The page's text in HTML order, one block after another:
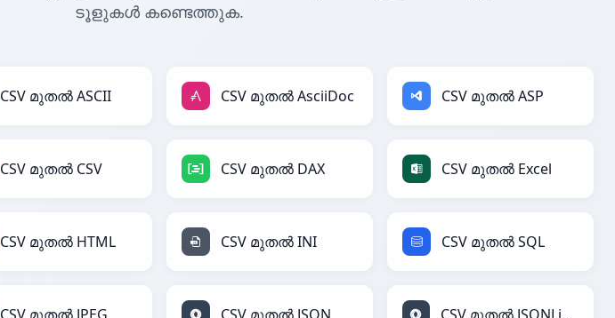
ടൂളുകൾ കണ്ടെത്തുക.
CSV മുതൽ ASCII CSV മുതൽ AsciiDoc CSV മുതൽ ASP
CSV മുതൽ CSV CSV മുതൽ DAX CSV മുതൽ Excel
CSV മുതൽ HTML CSV മുതൽ INI CSV മുതൽ SQL